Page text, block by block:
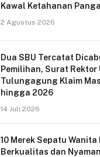
Kawal Ketahanan
2 Agustus 2026
Dua SBU Tercatat
Pemilihan, Surat Rektor
Tulungagung Klaim
hingga 2026
14 Juli 2026
10 Merek Sepatu Wanita
Berkualitas dan Nyaman